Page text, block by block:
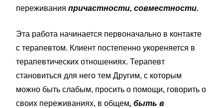
переживания причастности, совместности.
Эта работа начинается первоначально в контакте
с терапевтом. Клиент постепенно укореняется в
терапевтических отношениях. Терапевт
становиться для него тем Другим, с которым
можно быть слабым, просить о помощи, говорить о
своих переживаниях, в общем, быть в